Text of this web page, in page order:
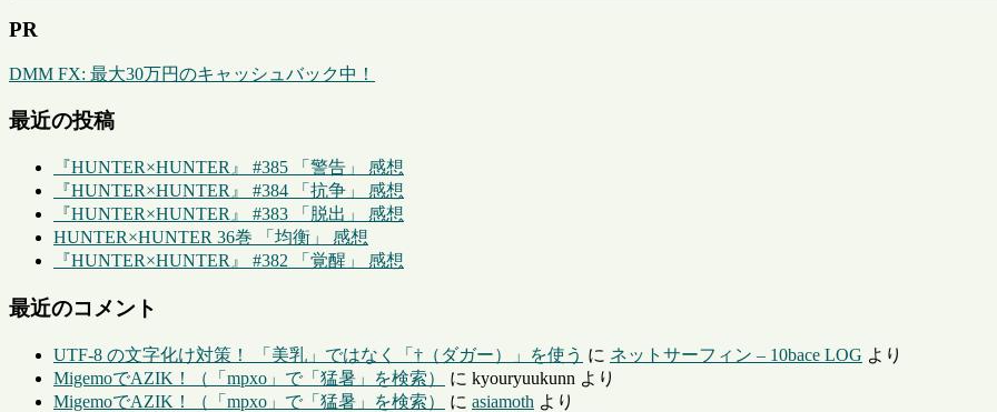
PR
DMM FX: 最大30万円のキャッシュバック中！
最近の投稿
『HUNTER×HUNTER』 #385 「警告」 感想
『HUNTER×HUNTER』 #384 「抗争」 感想
『HUNTER×HUNTER』 #383 「脱出」 感想
HUNTER×HUNTER 36巻 「均衡」 感想
『HUNTER×HUNTER』 #382 「覚醒」 感想
最近のコメント
UTF-8 の文字化け対策！ 「美乳」ではなく「†（ダガー）」を使う に ネットサーフィン – 10bace LOG より
MigemoでAZIK！（「mpxo」で「猛暑」を検索）
に kyouryuukunn より
MigemoでAZIK！（「mpxo」で「猛暑」を検索）
に asiamoth より